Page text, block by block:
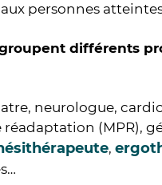
personnes
différents
neurologue,
(MPR),
,